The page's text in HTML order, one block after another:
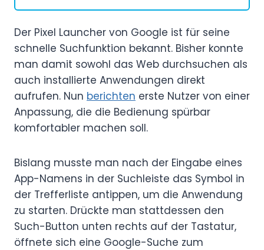
Der Pixel Launcher von Google ist für seine
schnelle Suchfunktion bekannt. Bisher konnte
man damit sowohl das Web durchsuchen als
auch installierte Anwendungen direkt
aufrufen. Nun berichten erste Nutzer von einer
Anpassung, die die Bedienung spürbar
komfortabler machen soll.
Bislang musste man nach der Eingabe eines
App-Namens in der Suchleiste das Symbol in
der Trefferliste antippen, um die Anwendung
zu starten. Drückte man stattdessen den
Such-Button unten rechts auf der Tastatur,
öffnete sich eine Google-Suche zum